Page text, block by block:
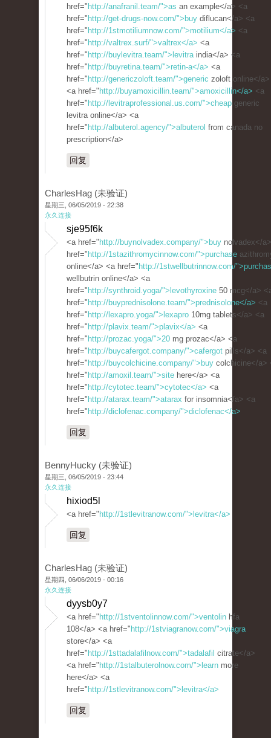
href=" http://anafranil.team/">as an example</a> <a
href=" http://get-drugs-now.com/">buy diflucan</a> <a
href=" http://1stmotiliumnow.com/">motilium</a> <a
href=" http://valtrex.surf/">valtrex</a> <a
href=" http://buylevitra.team/">levitraindia</a> <a
href=" http://buyretina.team/">retin-a</a> <a
href=" http://genericzoloft.team/">generic zoloft online</a>
<a href=" http://buyamoxicillin.team/">amoxicillin</a> <a
href=" http://levitraprofessional.us.com/">cheap generic
levitra online</a> <a
href=" http://albuterol.agency/">albuterol from canada no
prescription</a>
回复
CharlesHag (未验证)
星期三, 06/05/2019 - 22:38
永久连接
sje95f6k
<a href=" http://buynolvadex.company/">buy nolvadex</
href=" http://1stazithromycinnow.com/">purchase
online</a> <a href=" http://1stwellbutrinnow.com/
wellbutrin online</a> <a
href=" http://synthroid.yoga/">levothyroxine 50 mcg</a>
href=" http://buyprednisolone.team/">prednisolone</a> <a
href=" http://lexapro.yoga/">lexapro 10mg tablets</a> <a
href=" http://plavix.team/">plavix</a> <a
href=" http://prozac.yoga/">20 mg prozac</a> <a
href=" http://buycafergot.company/">cafergot pills</a> <a
href=" http://buycolchicine.company/">buy colchicine</a>
href=" http://amoxil.team/">site here</a> <a
href=" http://cytotec.team/">cytotec</a> <a
href=" http://atarax.team/">atarax for insomnia</a> <a
href=" http://diclofenac.company/">diclofenac</a>
回复
BennyHucky (未验证)
星期三, 06/05/2019 - 23:44
永久连接
hixiod5l
<a href=" http://1stlevitranow.com/">levitra</a>
回复
CharlesHag (未验证)
星期四, 06/06/2019 - 00:16
永久连接
dyysb0y7
<a href=" http://1stventolinnow.com/">ventolin hfa
108</a> <a href=" http://1stviagranow.com/">viagra
store</a> <a
href=" http://1sttadalafilnow.com/">tadalafil citrate</a>
<a href=" http://1stalbuterolnow.com/">learn more
here</a> <a
href=" http://1stlevitranow.com/">levitra</a>
回复